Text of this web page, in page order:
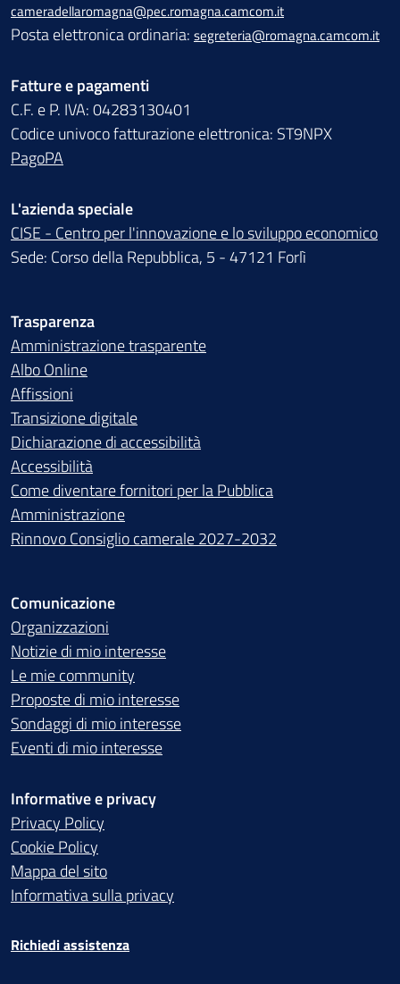
cameradellaromagna@pec.romagna.camcom.it
Posta elettronica ordinaria: segreteria@romagna.camcom.it
Fatture e pagamenti
C.F. e P. IVA: 04283130401
Codice univoco fatturazione elettronica: ST9NPX
PagoPA
L'azienda speciale
CISE - Centro per l'innovazione e lo sviluppo economico
Sede: Corso della Repubblica, 5 - 47121 Forlì
Trasparenza
Amministrazione trasparente
Albo Online
Affissioni
Transizione digitale
Dichiarazione di accessibilità
Accessibilità
Come diventare fornitori per la Pubblica
Amministrazione
Rinnovo Consiglio camerale 2027-2032
Comunicazione
Organizzazioni
Notizie di mio interesse
Le mie community
Proposte di mio interesse
Sondaggi di mio interesse
Eventi di mio interesse
Informative e privacy
Privacy Policy
Cookie Policy
Mappa del sito
Informativa sulla privacy
Richiedi assistenza